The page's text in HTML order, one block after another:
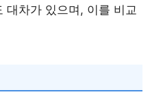
대차가 있으며, 이를 비교